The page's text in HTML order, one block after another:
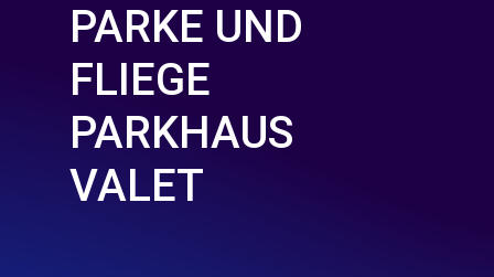
PARKE UND
FLIEGE
PARKHAUS
VALET